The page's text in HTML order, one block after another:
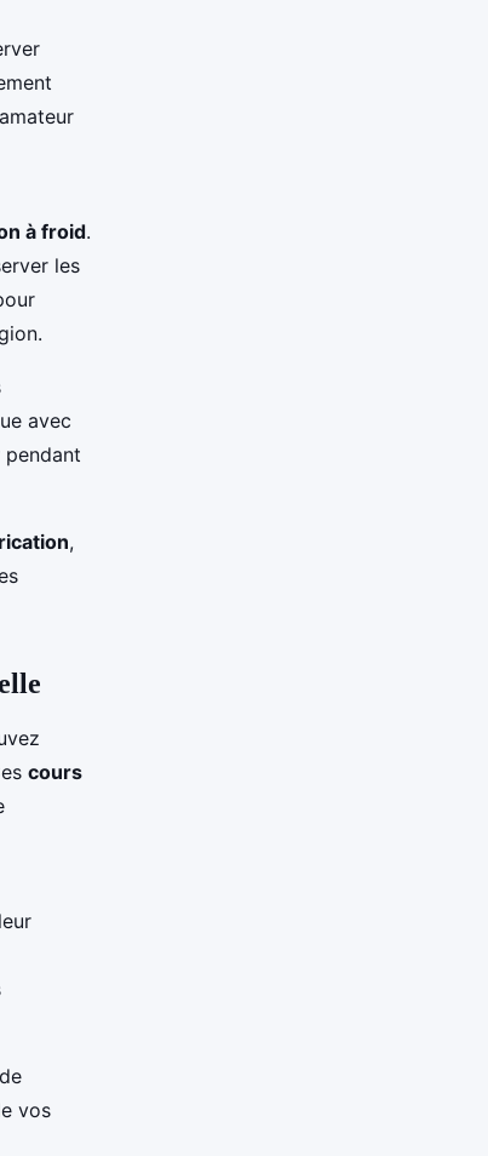
à froid.
les
avec
pendant
,
cours
vos